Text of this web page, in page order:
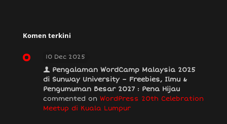
Komen terkini
10 Dec 2025
Pengalaman WordCamp Malaysia 2025
di Sunway University – Freebies, Ilmu &
Pengumuman Besar 2027 : Pena Hijau
commented on WordPress 20th Celebration
Meetup di Kuala Lumpur